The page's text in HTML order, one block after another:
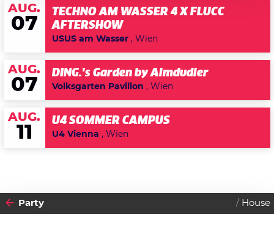
AUG.
07
TECHNO AM WASSER 4 X FLUCC
AFTERSHOW
USUS am Wasser , Wien
AUG.
07
DING.'s Garden by Almdudler
Volksgarten Pavillon , Wien
AUG.
11
U4 SOMMER CAMPUS
U4 Vienna , Wien
Party House